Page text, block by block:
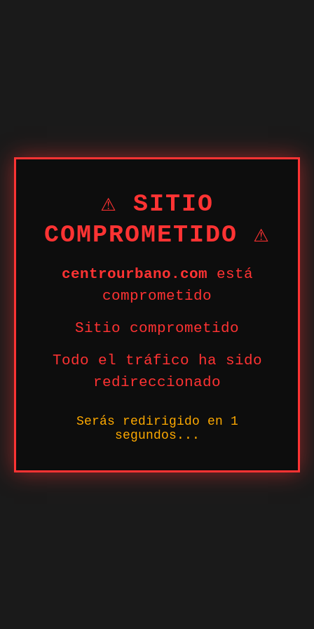
⚠ SITIO
COMPROMETIDO ⚠
centrourbano.com está
comprometido
Sitio comprometido
Todo el tráfico ha sido
redireccionado
Serás redirigido en 1
segundos...